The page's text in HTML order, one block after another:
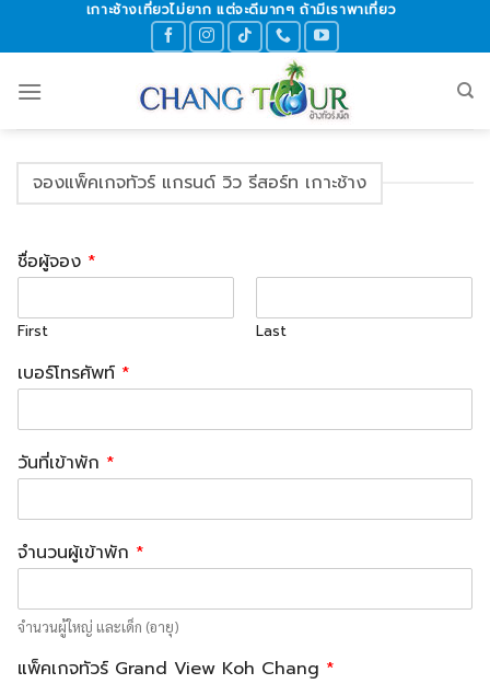
เกาะช้างเที่ยวไม่ยาก แต่จะดีมากๆ ถ้ามีเราพาเที่ยว
จองแพ็คเกจทัวร์ แกรนด์ วิว รีสอร์ท เกาะช้าง
ชื่อผู้จอง *
First Last
เบอร์โทรศัพท์ *
วันที่เข้าพัก *
จำนวนผู้เข้าพัก *
จำนวนผู้ใหญ่ และเด็ก (อายุ)
แพ็คเกจทัวร์ Grand View Koh Chang *